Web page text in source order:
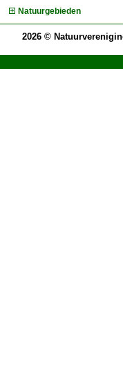
Natuurgebieden
2026 ©